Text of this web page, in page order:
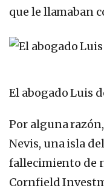
que le llamaban
El abogado Luis
Por alguna
Nevis, una isla
fallecimiento de
Cornfield